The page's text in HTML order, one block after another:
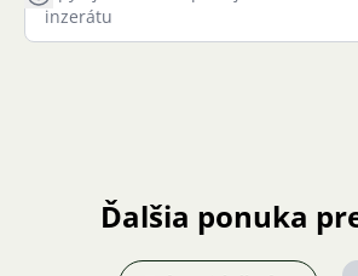
Ďalšia ponuka